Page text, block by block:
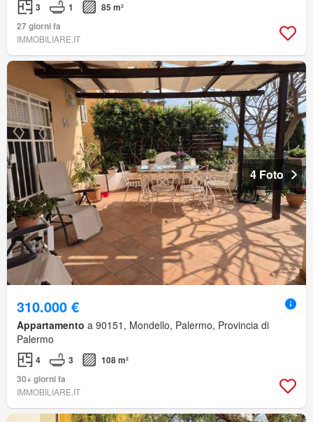
3 1
85 m²
27 giorni fa
IMMOBILIARE.IT
4 Foto
310.000 €
Appartamento a 90151, Mondello, Palermo, Provincia di
Palermo
4 3
108 m²
30+ giorni fa
IMMOBILIARE.IT